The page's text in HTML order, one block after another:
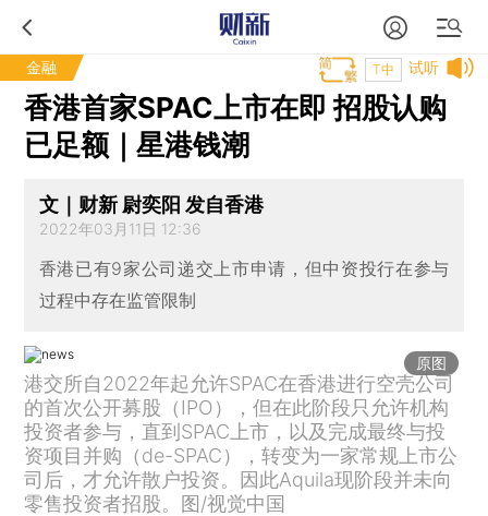
金融 试听
T中
香港首家SPAC上市在即 招股认购
已足额｜星港钱潮
文｜财新 尉奕阳 发自香港
2022年03月11日 12:36
香港已有9家公司递交上市申请，但中资投行在参与
过程中存在监管限制
原图
港交所自2022年起允许SPAC在香港进行空壳公司
的首次公开募股（IPO），但在此阶段只允许机构
投资者参与，直到SPAC上市，以及完成最终与投
资项目并购（de-SPAC），转变为一家常规上市公
司后，才允许散户投资。因此Aquila现阶段并未向
零售投资者招股。图/视觉中国